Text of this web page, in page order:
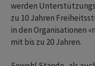
werden
zu 10 Jahren
in den Organisationen
mit bis zu 20 Jahren.